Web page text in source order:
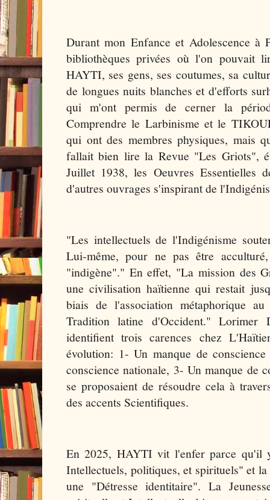
Durant mon Enfance et Adolescence à
bibliothèques privées où l'on pouvait
HAYTI, ses gens, ses coutumes, sa
de longues nuits blanches et d'efforts
qui m'ont permis de cerner la
Comprendre le Larbinisme et le
qui ont des membres physiques, mais
fallait bien lire la Revue "Les Griots",
Juillet 1938, les Oeuvres Essentielles
d'autres ouvrages s'inspirant de
"Les intellectuels de l'Indigénisme
Lui-même, pour ne pas être
"indigène"." En effet, "La mission des
une civilisation haïtienne qui restait
biais de l'association métaphorique
Tradition latine d'Occident." Lorimer
identifient trois carences chez
évolution: 1- Un manque de
conscience nationale, 3- Un manque de
se proposaient de résoudre cela à
des accents Scientifiques.
En 2025, HAYTI vit l'enfer parce qu'il
Intellectuels, politiques, et spirituels" et
une "Détresse identitaire". La